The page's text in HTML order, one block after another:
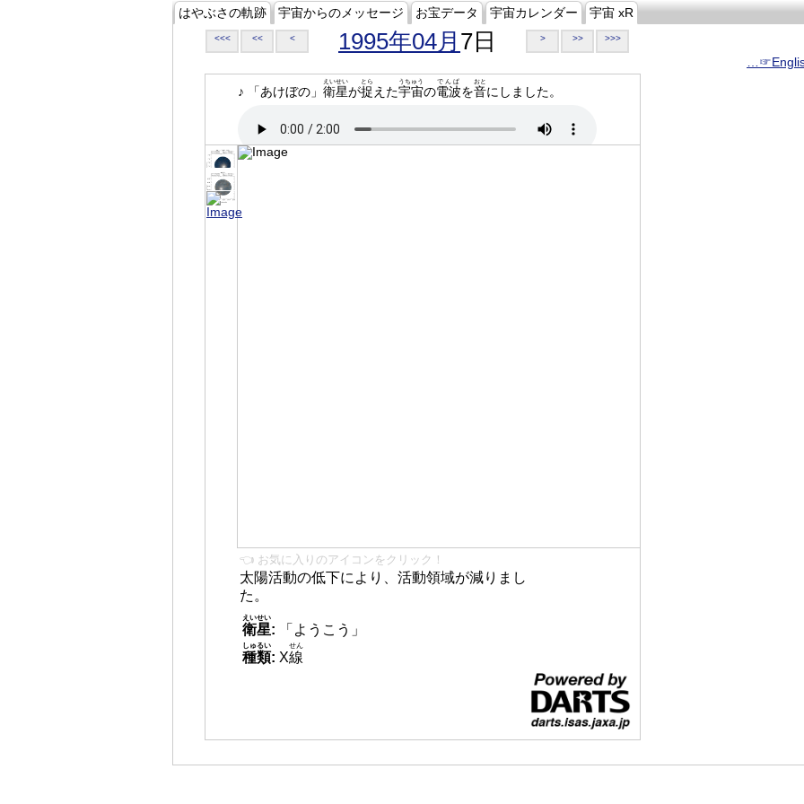
はやぶさの軌跡 宇宙からのメッセージ お宝データ 宇宙カレンダー 宇宙 xR
<<< << < 1995年04月 7日 > >> >>>
♪ 「あけぼの」 衛星
えいせい
が捉
とら
えた宇宙
うちゅう
の電波
でんぱ
を音
おと
にしました。
👈 お気に入りのアイコンをクリック！
太陽活動の低下により、活動領域が減りまし
た。
衛星
えいせい
:
「ようこう」
種類
しゅるい
: X線
せん